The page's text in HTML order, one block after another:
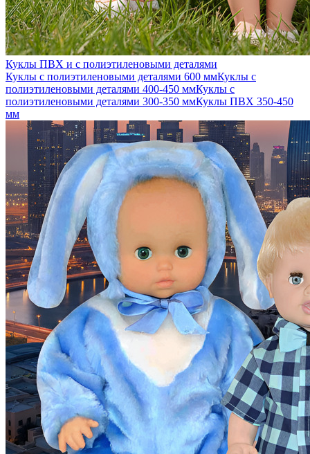
Куклы ПВХ и с полиэтиленовыми деталями
Куклы с полиэтиленовыми деталями 600 ммКуклы с
полиэтиленовыми деталями 400-450 ммКуклы с
полиэтиленовыми деталями 300-350 ммКуклы ПВХ 350-450
мм